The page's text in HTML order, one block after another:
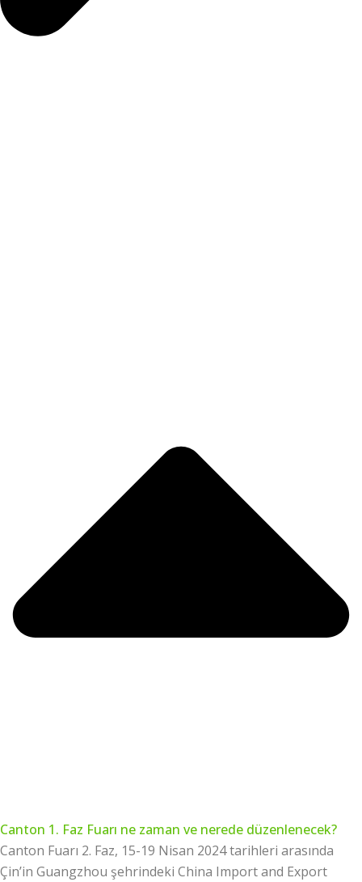
Canton 1. Faz Fuarı ne zaman ve nerede düzenlenecek?
Canton Fuarı 2. Faz, 15-19 Nisan 2024 tarihleri arasında
Çin’in Guangzhou şehrindeki China Import and Export